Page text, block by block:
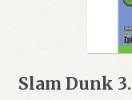
Slam Dunk 3.